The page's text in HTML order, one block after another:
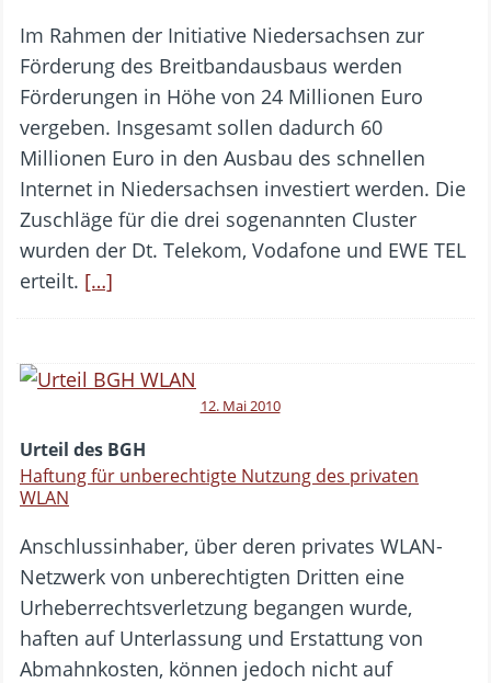
Im Rahmen der Initiative Niedersachsen zur
Förderung des Breitbandausbaus werden
Förderungen in Höhe von 24 Millionen Euro
vergeben. Insgesamt sollen dadurch 60
Millionen Euro in den Ausbau des schnellen
Internet in Niedersachsen investiert werden. Die
Zuschläge für die drei sogenannten Cluster
wurden der Dt. Telekom, Vodafone und EWE TEL
erteilt. […]
12. Mai 2010
Urteil des BGH
Haftung für unberechtigte Nutzung des privaten
WLAN
Anschlussinhaber, über deren privates WLAN-
Netzwerk von unberechtigten Dritten eine
Urheberrechtsverletzung begangen wurde,
haften auf Unterlassung und Erstattung von
Abmahnkosten, können jedoch nicht auf